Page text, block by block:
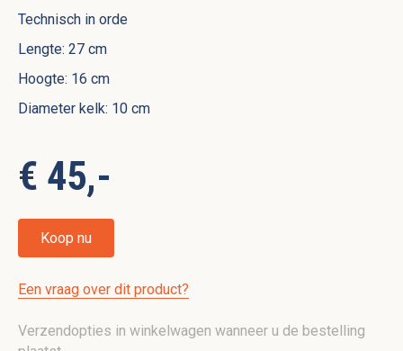
Technisch in orde
Lengte: 27 cm
Hoogte: 16 cm
Diameter kelk: 10 cm
€ 45,-
Koop nu
Een vraag over dit product?
Verzendopties in winkelwagen wanneer u de bestelling